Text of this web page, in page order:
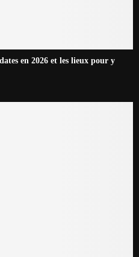
en 2026 et les lieux pour y